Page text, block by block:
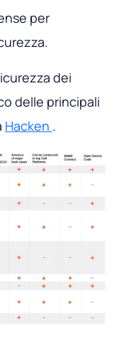
per
dei
delle principali
Hacken .